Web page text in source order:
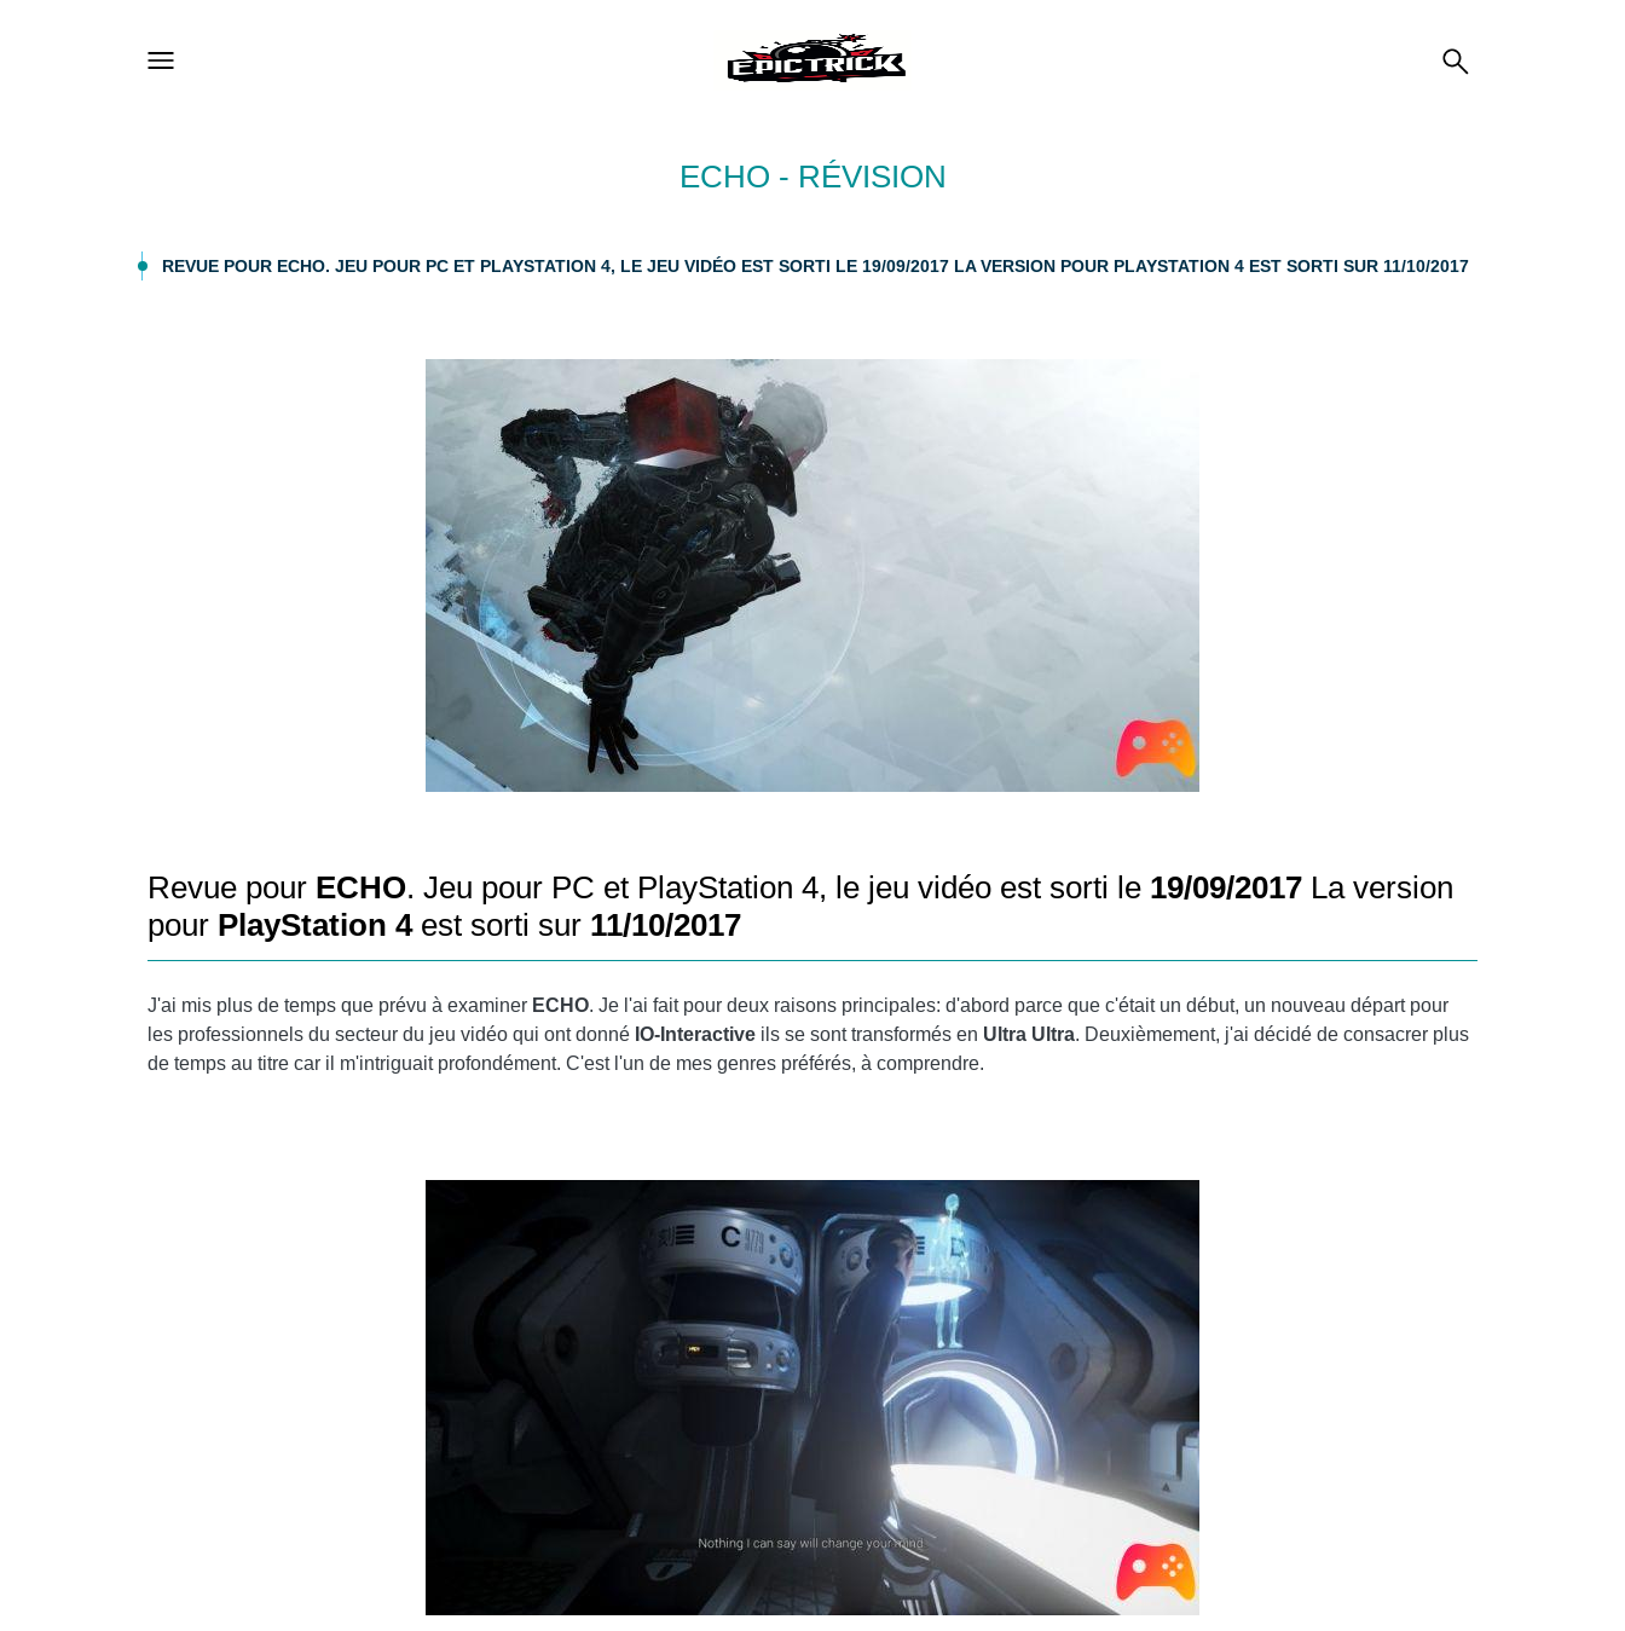
ECHO - RÉVISION
REVUE POUR ECHO. JEU POUR PC ET PLAYSTATION 4, LE JEU VIDÉO EST SORTI LE 19/09/2017 LA VERSION POUR PLAYSTATION 4 EST SORTI SUR 11/10/2017
Revue pour ECHO. Jeu pour PC et PlayStation 4, le jeu vidéo est sorti le 19/09/2017 La version
pour PlayStation 4est sorti sur 11/10/2017
J'ai mis plus de temps que prévu à examiner ECHO. Je l'ai fait pour deux raisons principales: d'abord parce que c'était un début, un nouveau départ pour
les professionnels du secteur du jeu vidéo qui ont donné IO-Interactive ils se sont transformés en Ultra Ultra. Deuxièmement, j'ai décidé de consacrer plus
de temps au titre car il m'intriguait profondément. C'est l'un de mes genres préférés, à comprendre.